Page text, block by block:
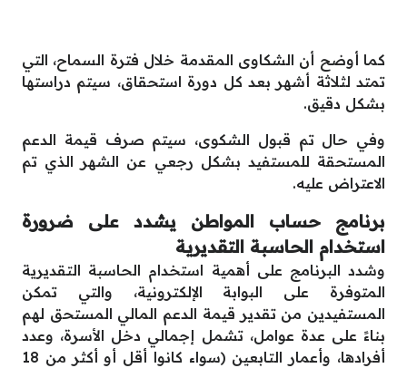
كما أوضح أن الشكاوى المقدمة خلال فترة السماح، التي
تمتد لثلاثة أشهر بعد كل دورة استحقاق، سيتم دراستها
بشكل دقيق.
وفي حال تم قبول الشكوى، سيتم صرف قيمة الدعم
المستحقة للمستفيد بشكل رجعي عن الشهر الذي تم
الاعتراض عليه.
برنامج حساب المواطن يشدد على ضرورة
استخدام الحاسبة التقديرية
وشدد البرنامج على أهمية استخدام الحاسبة التقديرية
المتوفرة على البوابة الإلكترونية، والتي تمكن
المستفيدين من تقدير قيمة الدعم المالي المستحق لهم
بناءً على عدة عوامل، تشمل إجمالي دخل الأسرة، وعدد
أفرادها، وأعمار التابعين (سواء كانوا أقل أو أكثر من 18